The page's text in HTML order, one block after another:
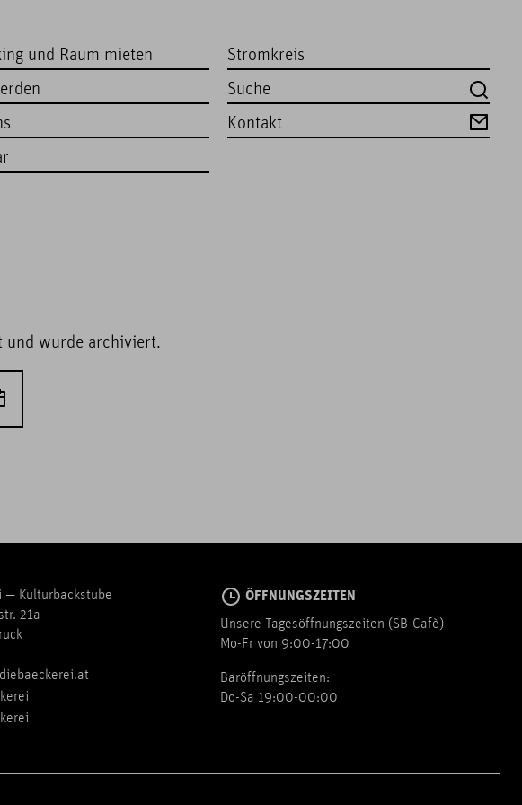
und Raum mieten Stromkreis
Kontakt
und wurde archiviert.
— Kulturbackstube
21a
ÖFFNUNGSZEITEN
Unsere Tagesöffnungszeiten (SB-Cafè)
Mo-Fr von 9:00-17:00
Baröffnungszeiten:
Do-Sa 19:00-00:00